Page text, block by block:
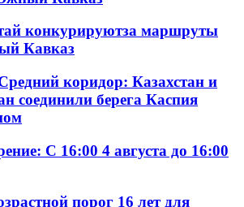
конкурируютза маршруты
Кавказ
коридор: Казахстан и
соединили берега Каспия
С 16:00 4 августа до 16:00
порог 16 лет для